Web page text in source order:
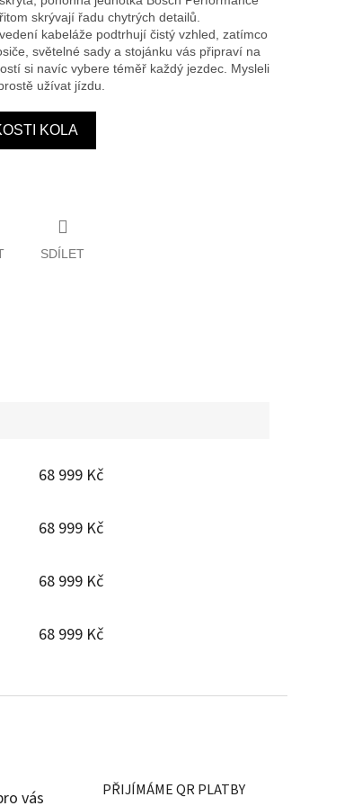
skrývají řadu chytrých detailů.
kabeláže podtrhují čistý vzhled, zatímco
světelné sady a stojánku vás připraví na
si navíc vybere téměř každý jezdec. Mysleli
užívat jízdu.
KOLA
SDÍLET
68 999 Kč
68 999 Kč
68 999 Kč
68 999 Kč
vás PŘIJÍMÁME QR PLATBY